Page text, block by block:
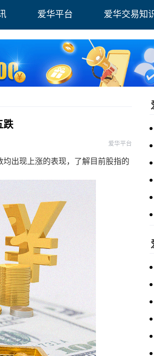
爱华平台 爱华交易知
跌
爱华平台
出现上涨的表现，了解目前股指的